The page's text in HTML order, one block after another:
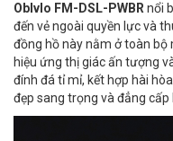
Oblvlo FM-DSL-PWBR nổi
đến vẻ ngoài quyền lực và
đồng hồ này nằm ở toàn bộ
hiệu ứng thị giác ấn tượng
đính đá tỉ mỉ, kết hợp hài
đẹp sang trọng và đẳng cấp